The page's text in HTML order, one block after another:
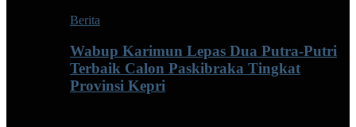
Berita
Wabup Karimun Lepas Dua Putra-Putri
Terbaik Calon Paskibraka Tingkat
Provinsi Kepri